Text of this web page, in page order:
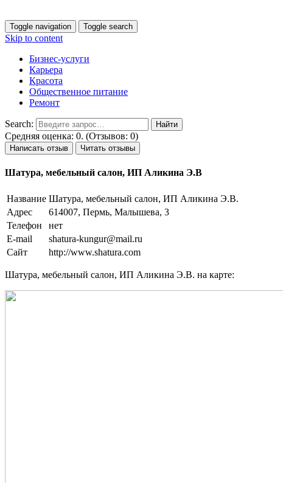
Toggle navigation Toggle search
Skip to content
Бизнес-услуги
Карьера
Красота
Общественное питание
Ремонт
Search:
Средняя оценка: 0. (Отзывов: 0)
Написать отзыв Читать отзывы
Шатура, мебельный салон, ИП Аликина Э.В
Название Шатура, мебельный салон, ИП Аликина Э.В.
Адрес
614007, Пермь, Малышева, 3
Телефон
нет
E-mail
shatura-kungur@mail.ru
Сайт
http://www.shatura.com
Шатура, мебельный салон, ИП Аликина Э.В. на карте: